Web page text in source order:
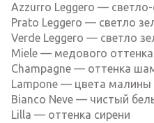
Azzurro Leggero — светло-
Prato Leggero — светло
Verde Leggero — светло
Miele — медового оттенка
Champagne — оттенка
Lampone — цвета малины
Bianco Neve — чистый
Lilla — оттенка сирени